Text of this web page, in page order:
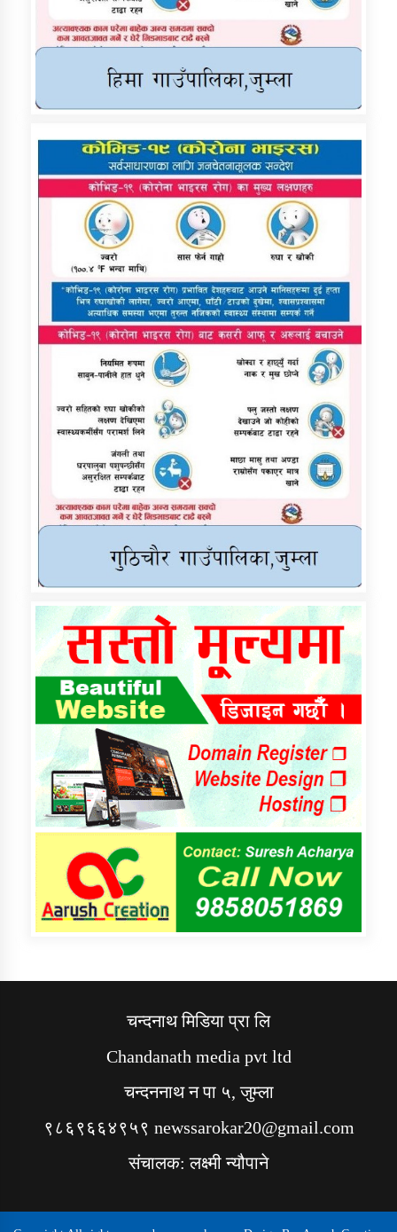
चन्दनाथ मिडिया प्रा लि
Chandanath media pvt ltd
चन्दननाथ न पा ५, जुम्ला
९८६९६६४९५९ newssarokar20@gmail.com
संचालक: लक्ष्मी न्यौपाने